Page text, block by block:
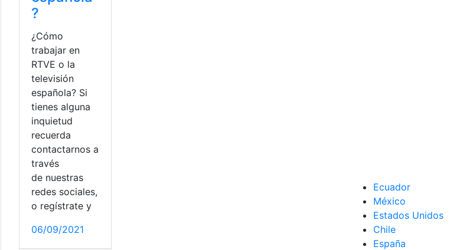
?
¿Cómo
trabajar en
RTVE o la
televisión
española? Si
tienes alguna
inquietud
recuerda
contactarnos a
través
de nuestras
redes sociales,
o regístrate y
06/09/2021
Ecuador
México
Estados Unidos
Chile
España